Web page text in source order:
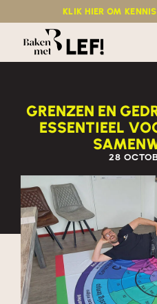
KLIK HIER OM
GRENZEN EN
ESSENTIEEL
28